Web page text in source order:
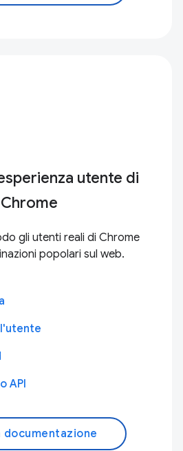
utente di
Chrome
gli utenti reali di Chrome
popolari sul web.
API
documentazione